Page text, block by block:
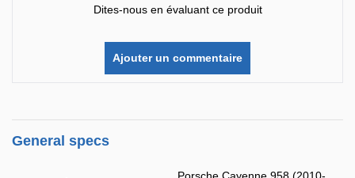
Dites-nous en évaluant ce produit
Ajouter un commentaire
General specs